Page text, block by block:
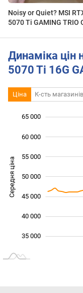
Noisy or Quiet? MSI
5070 Ti GAMING TRIO
Динаміка цін
5070 Ti 16G
Ціна К-сть магазинів
Середня ціна 35 000
35 000
40 000
45 000
50 000
55 000
60 000
65 000